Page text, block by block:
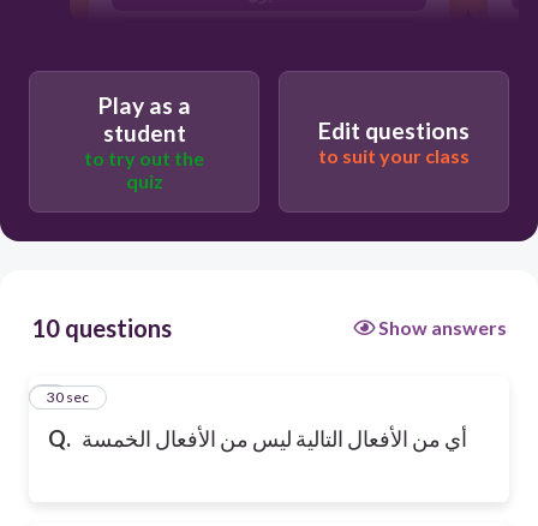
Play as a
student
to try out the
quiz
Edit questions
to suit your class
10 questions Show answers
Q. أي من الأفعال التالية ليس من الأفعال الخمسة
1
30 sec